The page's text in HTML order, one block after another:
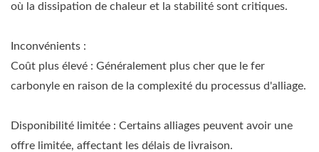
où la dissipation de chaleur et la stabilité sont critiques.
Inconvénients :
Coût plus élevé : Généralement plus cher que le fer
carbonyle en raison de la complexité du processus d'alliage.
Disponibilité limitée : Certains alliages peuvent avoir une
offre limitée, affectant les délais de livraison.